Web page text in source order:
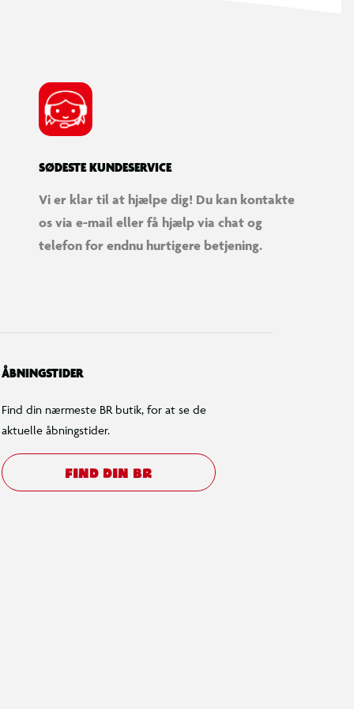
SØDESTE KUNDESERVICE
Vi er klar til at hjælpe dig! Du kan kontakte
os via e-mail eller få hjælp via chat og
telefon for endnu hurtigere betjening.
ÅBNINGSTIDER
Find din nærmeste BR butik, for at se de
aktuelle åbningstider.
FIND DIN BR